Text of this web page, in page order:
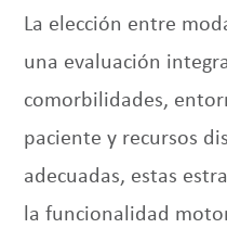
La elección entre
una evaluación
comorbilidades,
paciente y recursos
adecuadas, estas
la funcionalidad